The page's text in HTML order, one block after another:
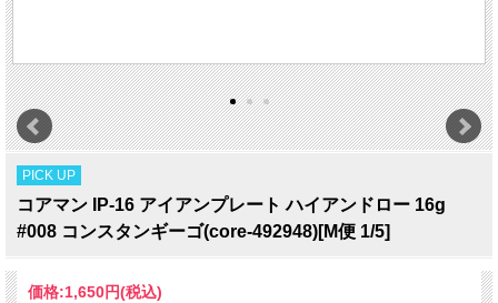
PICK UP
コアマン IP-16 アイアンプレート ハイアンドロー 16g
#008 コンスタンギーゴ(core-492948)[M便 1/5]
価格:1,650円(税込)